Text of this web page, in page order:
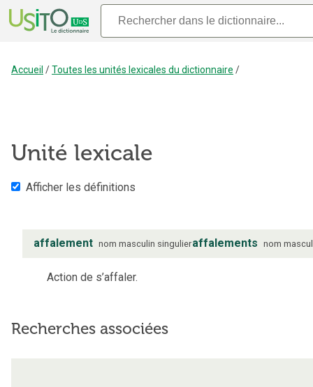
Accueil /Toutes les unités lexicales du dictionnaire /
Unité lexicale
Afficher les définitions
affalement nom masculin singulieraffalements nom
Action de s’affaler.
Recherches associées